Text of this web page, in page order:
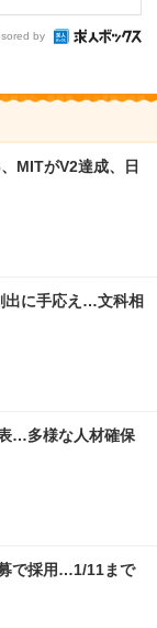
by
MITがV2達成、日
出に手応え…文科相
…多様な人材確保
で採用…1/11まで